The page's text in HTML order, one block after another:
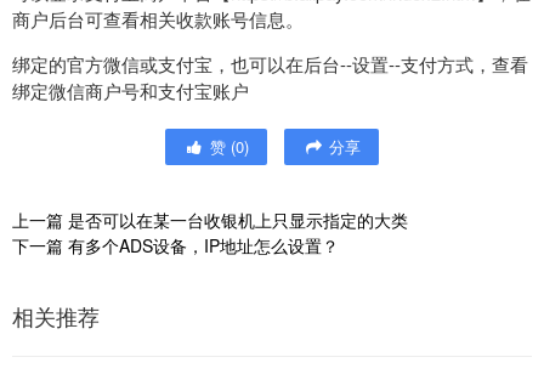
商户后台可查看相关收款账号信息。
绑定的官方微信或支付宝，也可以在后台--设置--支付方式，查看
绑定微信商户号和支付宝账户
赞 (0) 分享
上一篇 是否可以在某一台收银机上只显示指定的大类
下一篇 有多个ADS设备，IP地址怎么设置？
相关推荐